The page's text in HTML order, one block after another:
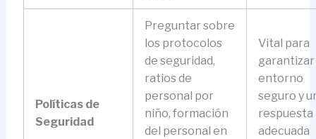
Políticas de
Seguridad
Preguntar sobre
los protocolos
de seguridad,
ratios de
personal por
niño, formación
del personal en
Vital para
garantizar
entorno
seguro y
respuesta
adecuada